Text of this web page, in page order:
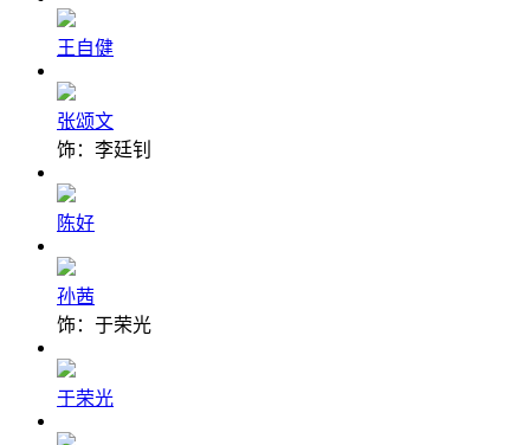
王自健
张颂文
饰：李廷钊
陈好
孙茜
饰：于荣光
于荣光